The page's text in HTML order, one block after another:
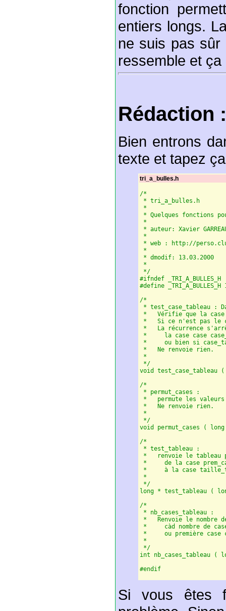
fonction
entiers longs.
ne suis pas
ressemble et
Rédaction
Bien entrons
texte et tapez
tri_a_bulles.h
/*
* tri_a_bulles.h
*
* Quelques fonctions
*
* auteur: Xavier
*
* web : http://
*
* dmodif: 13.03.2000
*
*/
#ifndef _TRI_A_BULLES_H
#define _TRI_A_BULLES_H
/*
* test_case_tableau :
*   Vérifie que la case
*   Si ce n'est pas le
*   La récurrence
*     la case case
*     ou bien si
*   Ne renvoie rien.
*
*/
void test_case_tableau
/*
* permut_cases :
*   permute les valeurs
*   Ne renvoie rien.
*
*/
void permut_cases (
/*
* test_tableau :
*   renvoie le tableau
*     de la case
*     à la case
*
*/
long * test_tableau (
/*
* nb_cases_tableau :
*   Renvoie le nombre
*     càd nombre de
*     ou première case
*
*/
int nb_cases_tableau (
Si vous êtes